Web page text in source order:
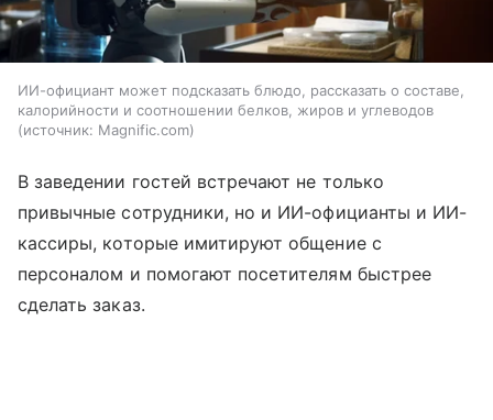
ИИ-официант может подсказать блюдо, рассказать о составе,
калорийности и соотношении белков, жиров и углеводов
источник: Magnific.com
В заведении гостей встречают не только
привычные сотрудники, но и ИИ-официанты и ИИ-
кассиры, которые имитируют общение с
персоналом и помогают посетителям быстрее
сделать заказ.